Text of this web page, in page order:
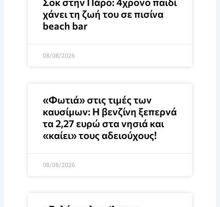
χάνει τη ζωή του σε πισίνα
beach bar
08/08/2026
«Φωτιά» στις τιμές των
καυσίμων: Η βενζίνη ξεπερνά
τα 2,27 ευρώ στα νησιά και
«καίει» τους αδειούχους!
08/08/2026